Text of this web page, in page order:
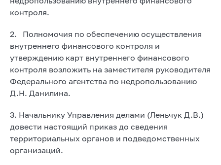
контроля.
2. Полномочия по обеспечению осуществления
внутреннего финансового контроля и
утверждению карт внутреннего финансового
контроля возложить на заместителя руководителя
Федерального агентства по недропользованию
Д.Н. Данилина.
3. Начальнику Управления делами (Леньчук Д.В.)
довести настоящий приказ до сведения
территориальных органов и подведомственных
организаций.